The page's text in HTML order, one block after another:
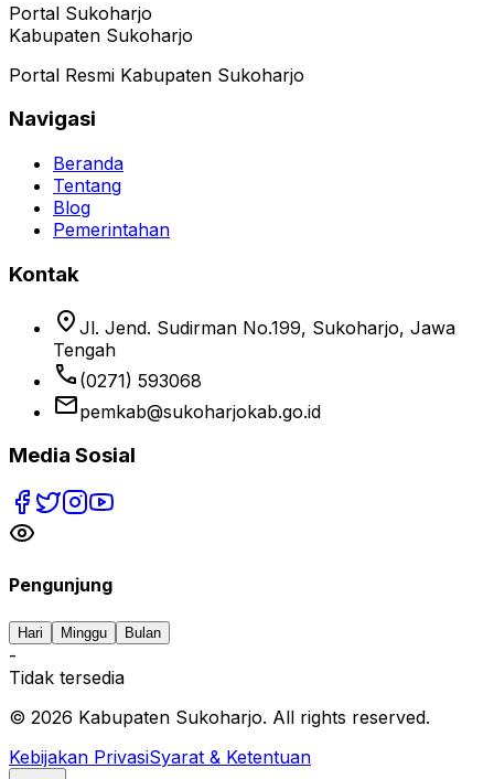
Portal Sukoharjo
Kabupaten Sukoharjo
Portal Resmi Kabupaten Sukoharjo
Navigasi
Beranda
Tentang
Blog
Pemerintahan
Kontak
location_on Jl. Jend. Sudirman No.199, Sukoharjo, Jawa
Tengah
phone (0271) 593068
emailpemkab@sukoharjokab.go.id
Media Sosial
Pengunjung
Hari Minggu Bulan
-
Tidak tersedia
© 2026 Kabupaten Sukoharjo. All rights reserved.
Kebijakan PrivasiSyarat & Ketentuan